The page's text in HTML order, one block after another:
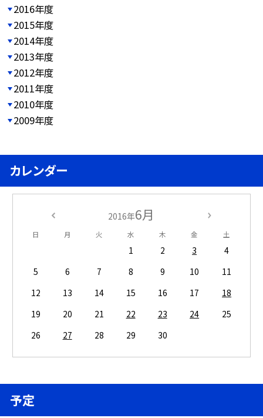
2016年度
2015年度
2014年度
2013年度
2012年度
2011年度
2010年度
2009年度
カレンダー
2016年6月
日 月 火 水 木 金 土
1 2 3
4
5
6 7 8 9 10
11
12
13 14 15 16 17
18
19
20 21 22 23 24
25
26
27 28 29 30
予定